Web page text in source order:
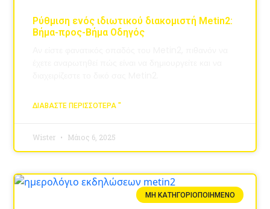
Ρύθμιση ενός ιδιωτικού διακομιστή Metin2:
Βήμα-προς-Βήμα Οδηγός
ΔΙΑΒΆΣΤΕ ΠΕΡΙΣΣΌΤΕΡΑ "
Wister Μάιος 6, 2025
ΜΗ ΚΑΤΗΓΟΡΙΟΠΟΙΗΜΈΝΟ